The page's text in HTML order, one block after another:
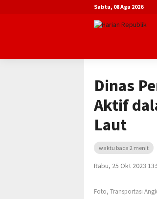
Sabtu, 08 Agu 2026
Dinas
Aktif
Laut
waktu baca 2 menit
Rabu, 25 Okt 2023
Foto, Transportasi